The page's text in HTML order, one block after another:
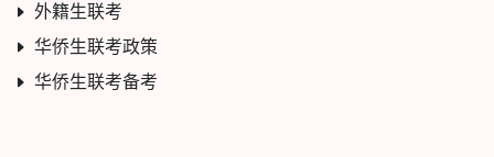
外籍生联考
华侨生联考政策
华侨生联考备考